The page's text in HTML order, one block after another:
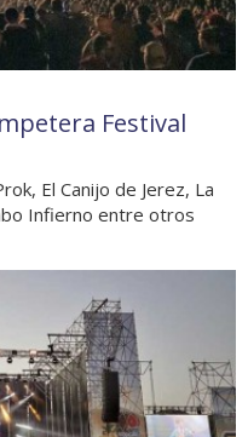
Festival
El Canijo de Jerez, La
Infierno entre otros